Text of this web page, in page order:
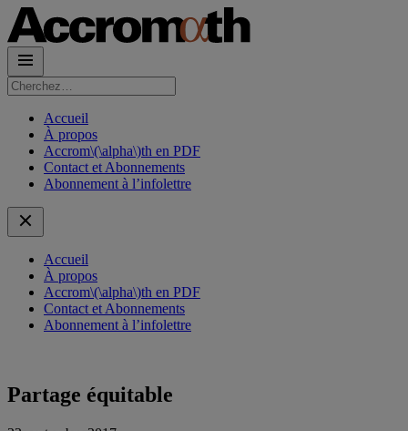
Rechercher :
Accueil
À propos
Accrom\(\alpha\)th en PDF
Contact et Abonnements
Abonnement à l’infolettre
Accueil
À propos
Accrom\(\alpha\)th en PDF
Contact et Abonnements
Abonnement à l’infolettre
Partage équitable